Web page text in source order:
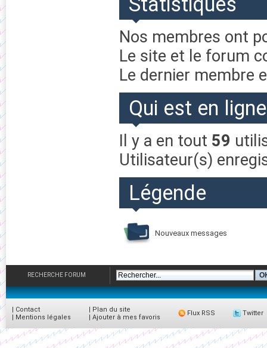
Nos membres ont
Le site et le forum
Le dernier membre
Qui est en
Il y a en tout 59
Utilisateur(s)
Légende
Nouveaux messages
RECHERCHE FORUM
| Contact
| Mentions légales
| Plan du site
| Ajouter à mes favoris
Flux RSS Twitter